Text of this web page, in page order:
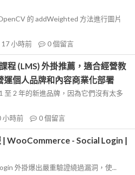
的 addWeighted 方法進行圖片
17 小時前 0個留言
程 (LMS) 外掛推薦，適合經營教
運個人品牌和內容商業化部署
2 年的新進品牌，因為它們沒有太多
小時前 0個留言
WooCommerce - Social Login |
外掛爆出嚴重驗證繞過漏洞，使...